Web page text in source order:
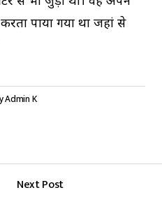
करता पाया गया था जहां से
Admin K
Next Post